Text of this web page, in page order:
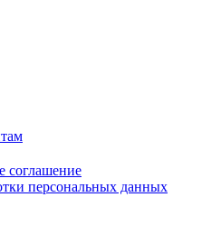
соглашение
персональных данных